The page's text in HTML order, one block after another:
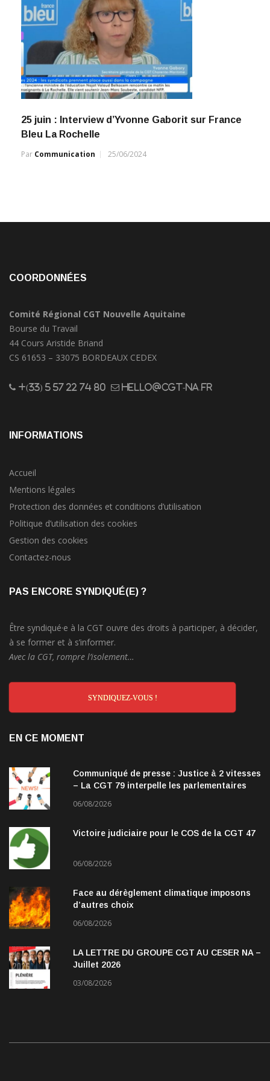
25 juin : Interview d’Yvonne Gaborit sur France
Bleu La Rochelle
Par Communication 25/06/2024
COORDONNÉES
Comité Régional CGT Nouvelle Aquitaine
Bourse du Travail
44 Cours Aristide Briand
CS 61653 – 33075 BORDEAUX CEDEX
+(33) 5 57 22 74 80 hello@cgt-na.fr
INFORMATIONS
Accueil
Mentions légales
Protection des données et conditions d’utilisation
Politique d’utilisation des cookies
Gestion des cookies
Contactez-nous
PAS ENCORE SYNDIQUÉ(E) ?
Être syndiqué·e à la CGT ouvre des droits à participer, à décider,
à se former et à s’informer.
Avec la CGT, rompre l’isolement…
SYNDIQUEZ-VOUS !
EN CE MOMENT
Communiqué de presse : Justice à 2 vitesses
– La CGT 79 interpelle les parlementaires
06/08/2026
Victoire judiciaire pour le COS de la CGT 47
06/08/2026
Face au dérèglement climatique imposons
d’autres choix
06/08/2026
LA LETTRE DU GROUPE CGT AU CESER NA –
Juillet 2026
03/08/2026